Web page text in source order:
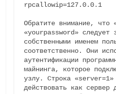
rpcallowip=127.0.0.1
Обратите внимание, что
«yourpassword» следует
собственными именем
соответственно. Они
аутентификации
майнинга, которое
узлу. Строка «server=1»
действовать как сервер